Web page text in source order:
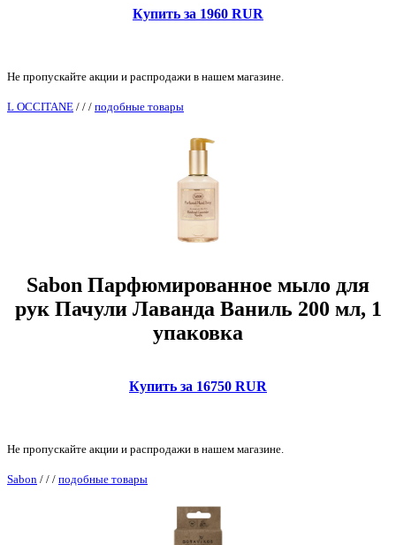
Купить за 1960 RUR
Не пропускайте акции и распродажи в нашем магазине.
L OCCITANE / / / подобные товары
Sabon Парфюмированное мыло для
рук Пачули Лаванда Ваниль 200 мл, 1
упаковка
Купить за 16750 RUR
Не пропускайте акции и распродажи в нашем магазине.
Sabon / / / подобные товары